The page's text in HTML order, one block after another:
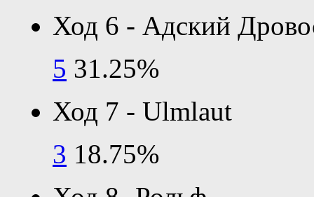
Ход 6 - Адский
5 31.25%
Ход 7 - Ulmlaut
3 18.75%